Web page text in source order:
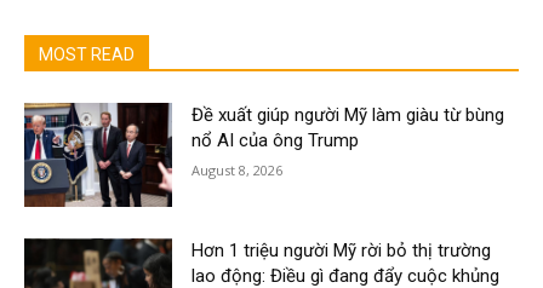
MOST READ
Đề xuất giúp người Mỹ làm giàu từ bùng
nổ AI của ông Trump
August 8, 2026
Hơn 1 triệu người Mỹ rời bỏ thị trường
lao động: Điều gì đang đẩy cuộc khủng